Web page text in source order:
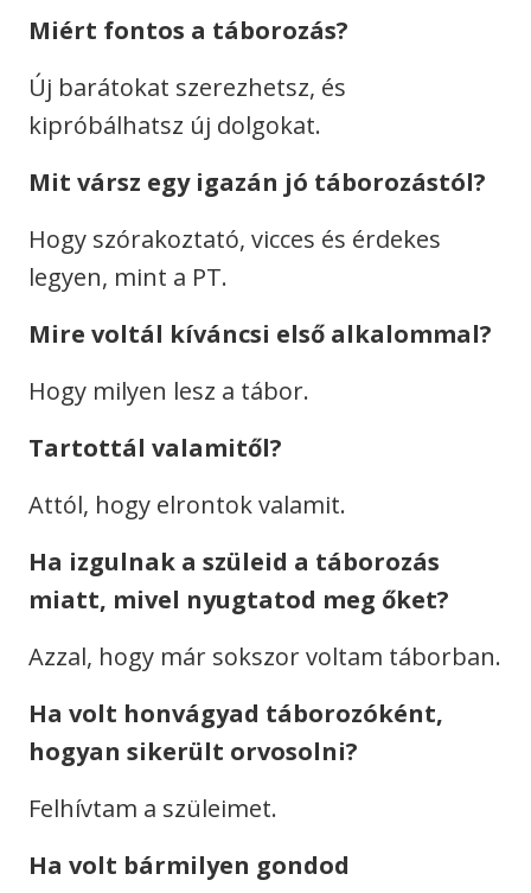
Miért fontos a táborozás?
Új barátokat szerezhetsz, és
kipróbálhatsz új dolgokat.
Mit vársz egy igazán jó táborozástól?
Hogy szórakoztató, vicces és érdekes
legyen, mint a PT.
Mire voltál kíváncsi első alkalommal?
Hogy milyen lesz a tábor.
Tartottál valamitől?
Attól, hogy elrontok valamit.
Ha izgulnak a szüleid a táborozás
miatt, mivel nyugtatod meg őket?
Azzal, hogy már sokszor voltam táborban.
Ha volt honvágyad táborozóként,
hogyan sikerült orvosolni?
Felhívtam a szüleimet.
Ha volt bármilyen gondod